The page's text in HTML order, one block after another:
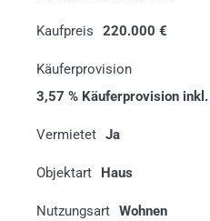
Kaufpreis 220.000 €
Käuferprovision
3,57 % Käuferprovision
Vermietet Ja
Objektart Haus
Nutzungsart Wohnen